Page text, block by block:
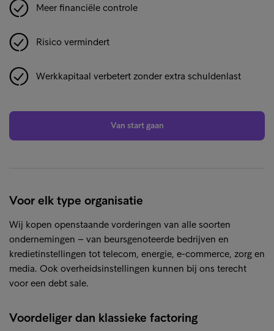
Meer financiële controle
Risico vermindert
Werkkapitaal verbetert zonder extra schuldenlast
Van start gaan
Voor elk type organisatie
Wij kopen openstaande vorderingen van alle soorten
ondernemingen – van beursgenoteerde bedrijven en
kredietinstellingen tot telecom, energie, e-commerce, zorg en
media. Ook overheidsinstellingen kunnen bij ons terecht
voor een debt sale.
Voordeliger dan klassieke factoring